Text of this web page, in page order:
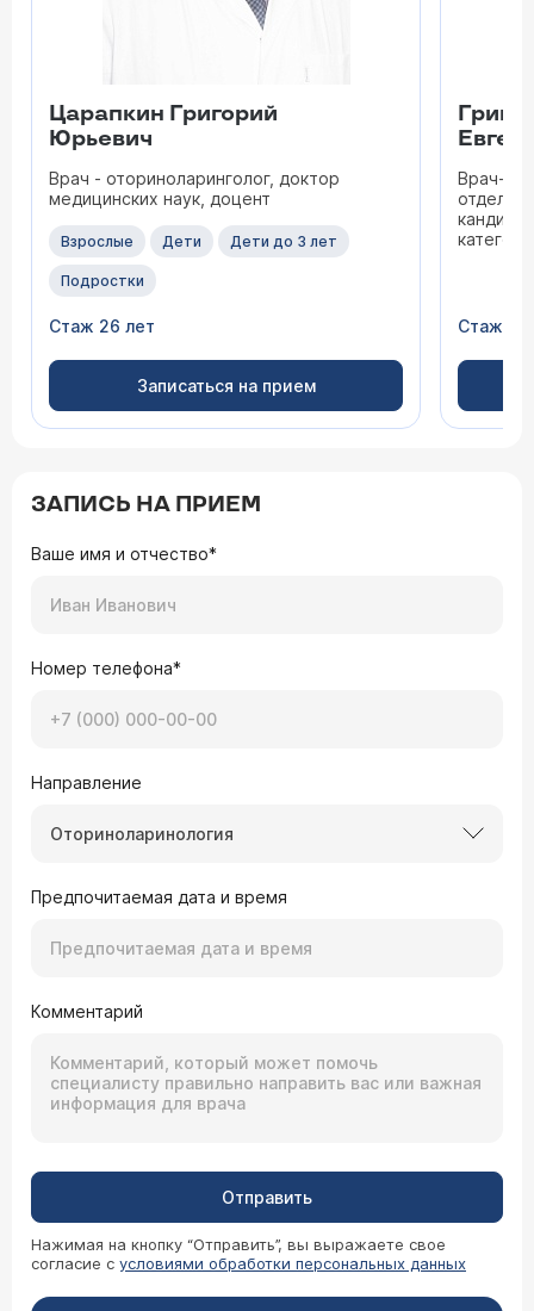
Царапкин Григорий
Юрьевич
Врач - оториноларинголог, доктор
медицинских наук, доцент
Взрослые Дети Дети до 3 лет
Подростки
Стаж 26 лет
Записаться на прием
Врач-
Стаж 32
ЗАПИСЬ НА ПРИЕМ
Ваше имя и отчество*
Номер телефона*
Направление
Оториноларинология
Предпочитаемая дата и время
Комментарий
Отправить
Нажимая на кнопку “Отправить”, вы выражаете свое
согласие с условиями обработки персональных данных